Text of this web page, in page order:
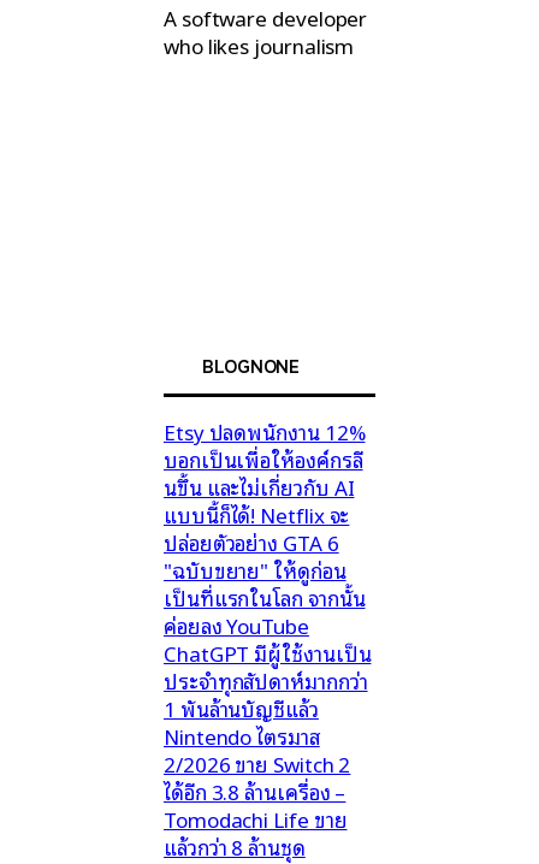
A software developer
who likes journalism
BLOGNONE
Etsy ปลดพนักงาน 12%
บอกเป็นเพื่อให้องค์กรลี
นขึ้น และไม่เกี่ยวกับ AI
แบบนี้ก็ได้! Netflix จะ
ปล่อยตัวอย่าง GTA 6
"ฉบับขยาย" ให้ดูก่อน
เป็นที่แรกในโลก จากนั้น
ค่อยลง YouTube
ChatGPT มีผู้ใช้งานเป็น
ประจำทุกสัปดาห์มากกว่า
1 พันล้านบัญชีแล้ว
Nintendo ไตรมาส
2/2026 ขาย Switch 2
ได้อีก 3.8 ล้านเครื่อง –
Tomodachi Life ขาย
แล้วกว่า 8 ล้านชุด